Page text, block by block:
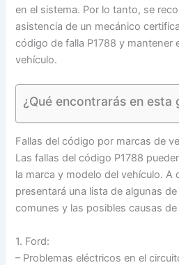
en el sistema. Por lo tanto, se
asistencia de un mecánico
código de falla P1788 y mantener
vehículo.
¿Qué encontrarás en esta
Fallas del código por marcas de
Las fallas del código P1788
la marca y modelo del vehículo. A
presentará una lista de algunas
comunes y las posibles causas de
1. Ford:
– Problemas eléctricos en el